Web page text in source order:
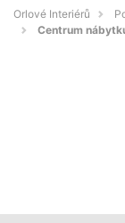
Orlové Interiérů
Centrum